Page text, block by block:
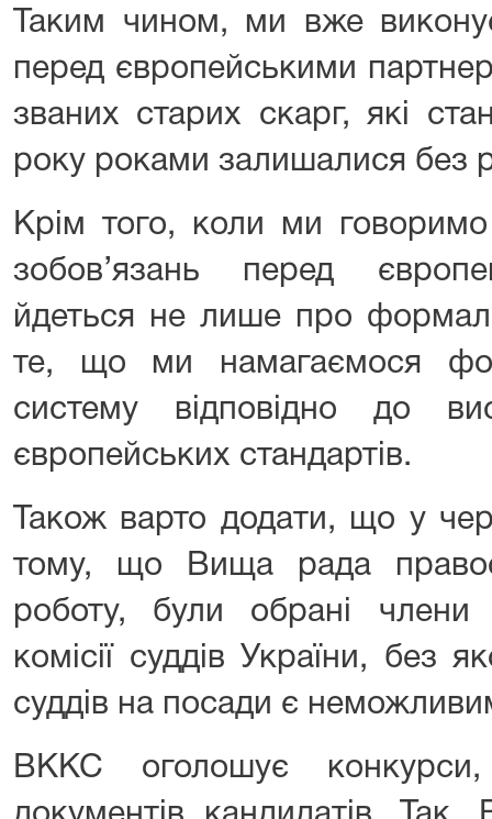
Таким чином, ми вже
перед європейськими
званих старих скарг, які
року роками залишалися без
Крім того, коли ми
зобов’язань перед
йдеться не лише про
те, що ми намагаємося
систему відповідно до
європейських стандартів.
Також варто додати, що у
тому, що Вища рада
роботу, були обрані члени
комісії суддів України, без
суддів на посади є
ВККС оголошує